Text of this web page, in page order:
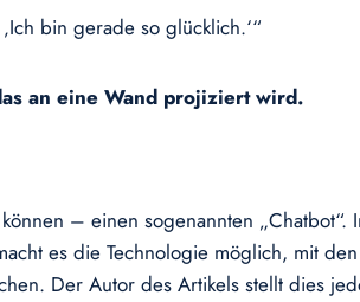
bin gerade so glücklich.‘“
an eine Wand projiziert wird.
– einen sogenannten
es die Technologie möglich, mit
Der Autor des Artikels stellt dies